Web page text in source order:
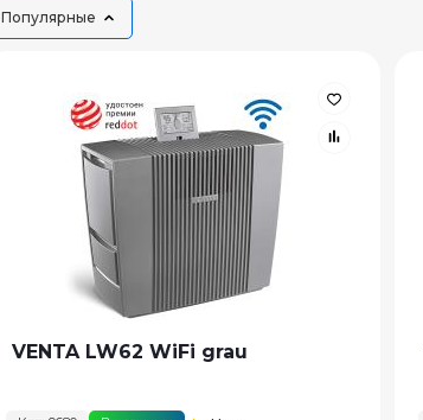
Популярные
VENTA LW62 WiFi grau